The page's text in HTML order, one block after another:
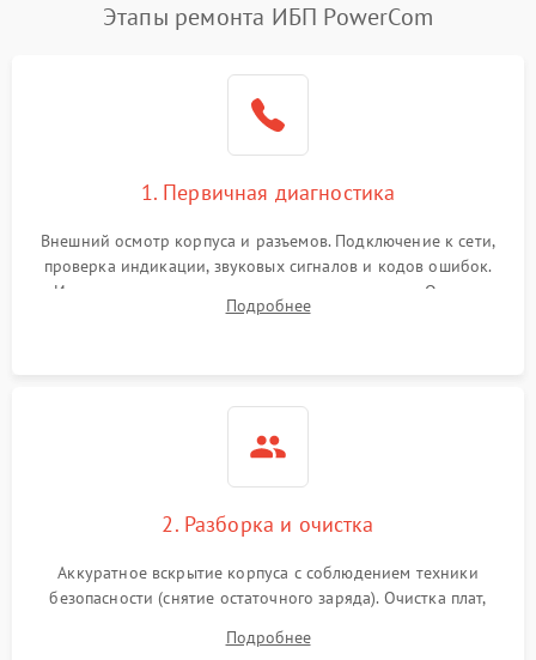
Этапы ремонта ИБП PowerCom
1. Первичная диагностика
Внешний осмотр корпуса и разъемов. Подключение к сети,
проверка индикации, звуковых сигналов и кодов ошибок.
Измерение входного и выходного напряжения. Оценка
реакции ИБП на отключение основного питания без
Подробнее
2. Разборка и очистка
Аккуратное вскрытие корпуса с соблюдением техники
безопасности (снятие остаточного заряда). Очистка плат,
и кистей для предотвращения перегрева и замыканий.
Подробнее